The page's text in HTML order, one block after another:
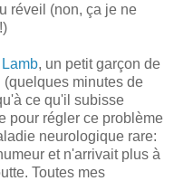
réveil (non, ça je ne
, un petit garçon de
minutes de
ce qu'il subisse
pour régler ce problème
neurologique rare:
et n'arrivait plus à
Toutes mes